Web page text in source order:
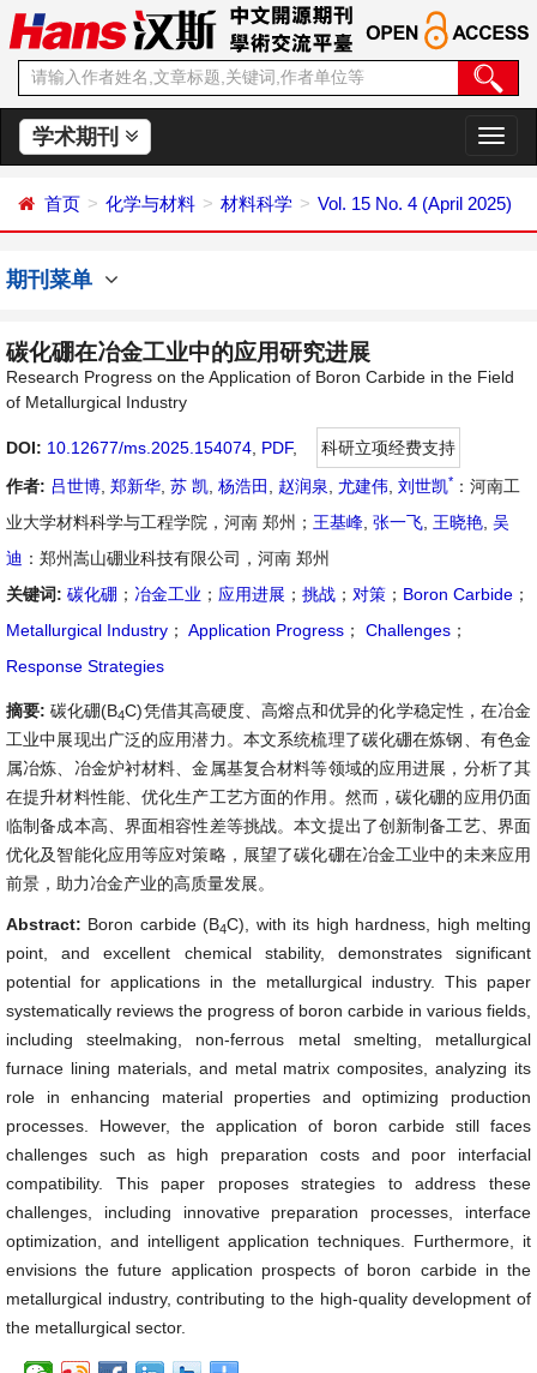
学术期刊
切
换
航
首页 化学与材料 材料科学 Vol. 15 No. 4 (April 2025)
期刊菜单
碳化硼在冶金工业中的应用研究进展
Research Progress on the Application of Boron Carbide in the Field
of Metallurgical Industry
DOI: 10.12677/ms.2025.154074 PDF,
科研立项经费支持
作者: 吕世博 郑新华 苏 凯 杨浩田 赵润泉 尤建伟 刘世凯* ：河南工
业大学材料科学与工程学院，河南 郑州； 王基峰 张一飞 王晓艳 吴
迪 ：郑州嵩山硼业科技有限公司，河南 郑州
关键词: 碳化硼 ； 冶金工业 ； 应用进展 ； 挑战 ； 对策 ； Boron Carbide ；
Metallurgical Industry ； Application Progress ； Challenges ；
Response Strategies
摘要:碳化硼(B4C)凭借其高硬度、高熔点和优异的化学稳定性，在冶金
工业中展现出广泛的应用潜力。本文系统梳理了碳化硼在炼钢、有色金
属冶炼、冶金炉衬材料、金属基复合材料等领域的应用进展，分析了其
在提升材料性能、优化生产工艺方面的作用。然而，碳化硼的应用仍面
临制备成本高、界面相容性差等挑战。本文提出了创新制备工艺、界面
优化及智能化应用等应对策略，展望了碳化硼在冶金工业中的未来应用
前景，助力冶金产业的高质量发展。
Abstract: Boron carbide (B4C), with its high hardness, high melting
point, and excellent chemical stability, demonstrates significant
potential for applications in the metallurgical industry. This paper
systematically reviews the progress of boron carbide in various fields,
including steelmaking, non-ferrous metal smelting, metallurgical
furnace lining materials, and metal matrix composites, analyzing its
role in enhancing material properties and optimizing production
processes. However, the application of boron carbide still faces
challenges such as high preparation costs and poor interfacial
compatibility. This paper proposes strategies to address these
challenges, including innovative preparation processes, interface
optimization, and intelligent application techniques. Furthermore, it
envisions the future application prospects of boron carbide in the
metallurgical industry, contributing to the high-quality development of
the metallurgical sector.